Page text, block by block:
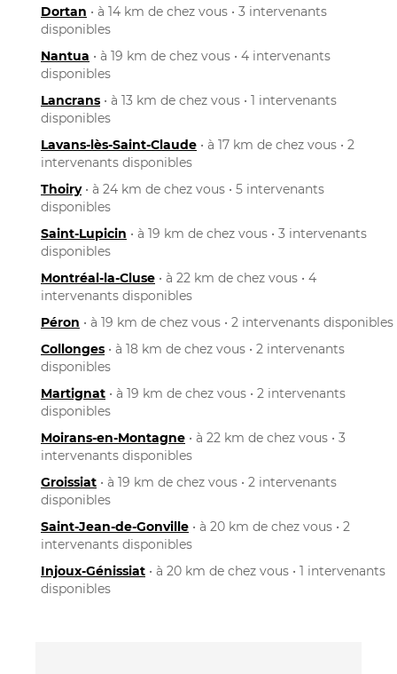
Dortan • à 14 km de chez vous • 3 intervenants
disponibles
Nantua • à 19 km de chez vous • 4 intervenants
disponibles
Lancrans • à 13 km de chez vous • 1 intervenants
disponibles
Lavans-lès-Saint-Claude • à 17 km de chez vous • 2
intervenants disponibles
Thoiry• à 24 km de chez vous • 5 intervenants
disponibles
Saint-Lupicin • à 19 km de chez vous • 3 intervenants
disponibles
Montréal-la-Cluse • à 22 km de chez vous • 4
intervenants disponibles
Péron • à 19 km de chez vous • 2 intervenants disponibles
Collonges • à 18 km de chez vous • 2 intervenants
disponibles
Martignat • à 19 km de chez vous • 2 intervenants
disponibles
Moirans-en-Montagne • à 22 km de chez vous • 3
intervenants disponibles
Groissiat • à 19 km de chez vous • 2 intervenants
disponibles
Saint-Jean-de-Gonville • à 20 km de chez vous • 2
intervenants disponibles
Injoux-Génissiat • à 20 km de chez vous • 1 intervenants
disponibles